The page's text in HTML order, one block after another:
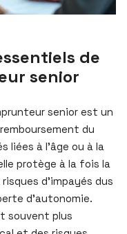
de
senior
senior est un
du
liées à l’âge ou à la
protège à la fois la
d’impayés dus
d’autonomie.
souvent plus